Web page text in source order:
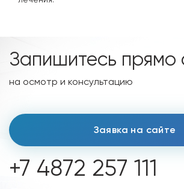
Запишитесь прямо
на осмотр и консультацию
Заявка на сайте
+7 4872 257 111